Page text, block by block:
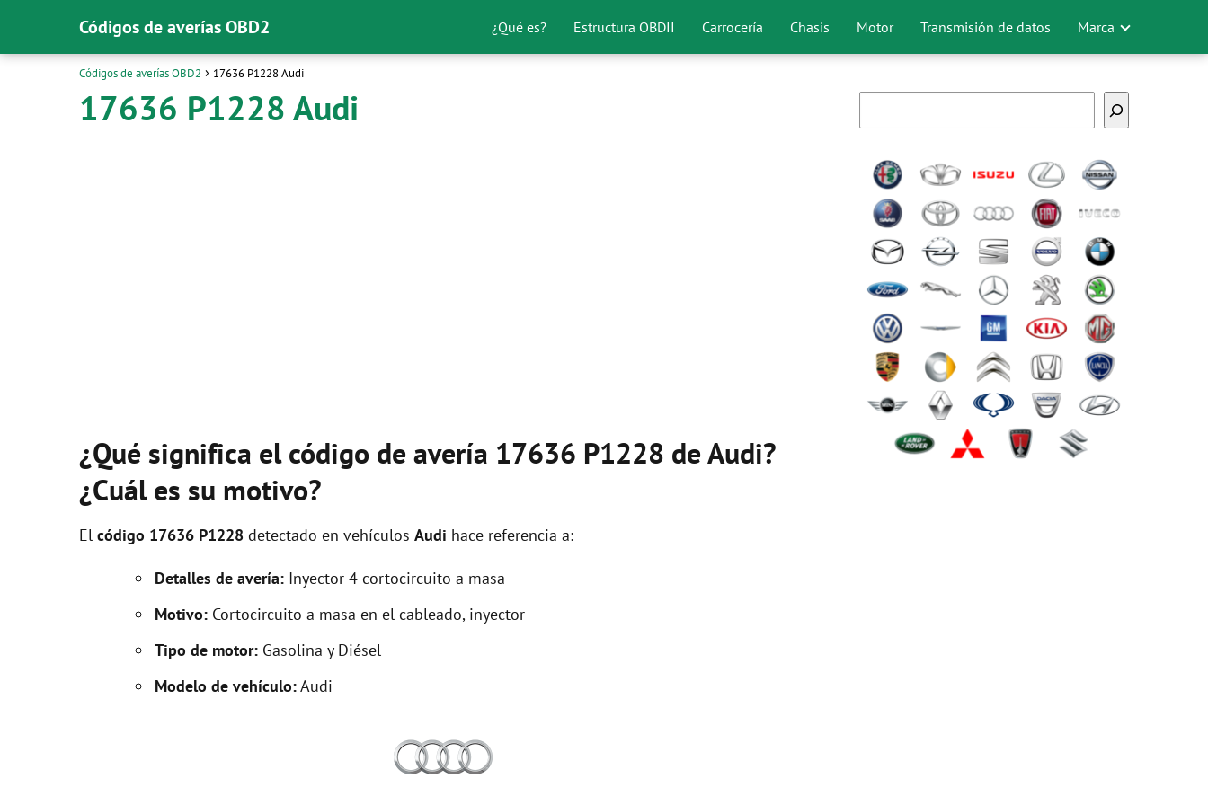
Códigos de averías OBD2 ¿Qué es? Estructura OBDII Carrocería Chasis Motor Transmisión de datos Marca
Códigos de averías OBD2 17636 P1228 Audi
17636 P1228 Audi
¿Qué significa el código de avería 17636 P1228 de Audi?
¿Cuál es su motivo?
El código 17636 P1228 detectado en vehículos Audi hace referencia a:
Detalles de avería: Inyector 4 cortocircuito a masa
Motivo: Cortocircuito a masa en el cableado, inyector
Tipo de motor: Gasolina y Diésel
Modelo de vehículo:Audi